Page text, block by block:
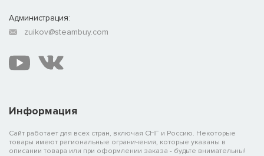
Информация
Сайт работает для всех стран, включая СНГ и Россию. Некоторые
товары имеют региональные ограничения, которые указаны в
описании товара или при оформлении заказа - будьте внимательны!
Администрация:
zuikov@steambuy.com